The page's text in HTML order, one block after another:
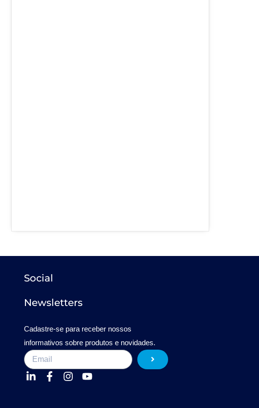
Social
Newsletters
Cadastre-se para receber nossos
informativos sobre produtos e novidades.